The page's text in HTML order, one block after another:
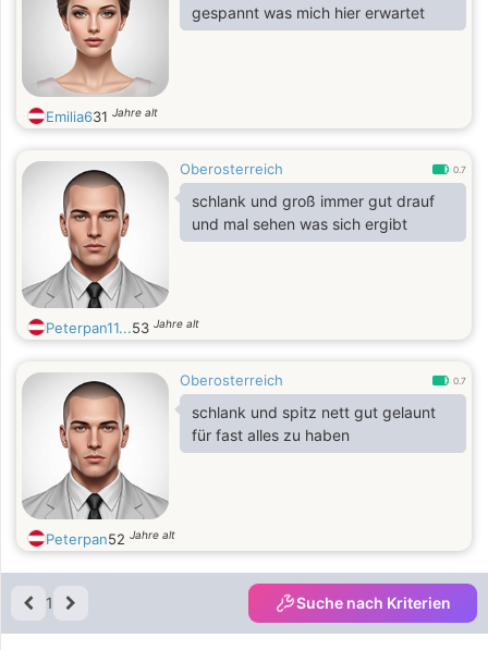
gespannt was mich hier erwartet
Emilia631 Jahre alt
Oberosterreich 0.7
schlank und groß immer gut drauf
und mal sehen was sich ergibt
Peterpan11...53 Jahre alt
Oberosterreich 0.7
schlank und spitz nett gut gelaunt
für fast alles zu haben
Peterpan52 Jahre alt
1 Suche nach Kriterien